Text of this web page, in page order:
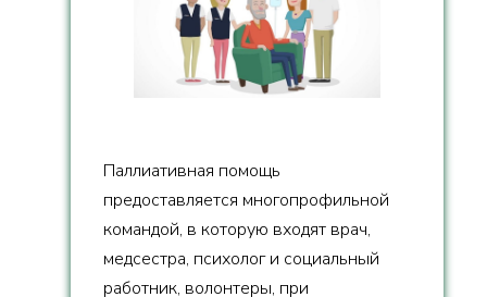
Паллиативная помощь
предоставляется многопрофильной
командой, в которую входят врач,
медсестра, психолог и социальный
работник, волонтеры, при